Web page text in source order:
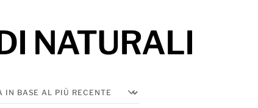
NATURALI